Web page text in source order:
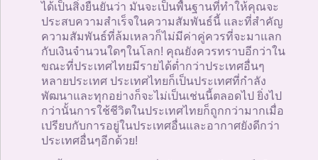
ได้เป็นสิ่งยืนยันว่า มันจะเป็นพื้นฐานที่ทำให้คุณจะ
ประสบความสำเร็จในความสัมพันธ์นี้ และที่สำคัญ
ความสัมพันธ์ที่ล้มเหลวก็ไม่มีค่าคู่ควรที่จะมาแลก
กับเงินจำนวนใดๆในโลก! คุณยังควรทราบอีกว่าใน
ขณะที่ประเทศไทยมีรายได้ต่ำกว่าประเทศอื่นๆ
หลายประเทศ ประเทศไทยก็เป็นประเทศที่กำลัง
พัฒนาและทุกอย่างก็จะไม่เป็นเช่นนี้ตลอดไป ยิ่งไป
กว่านั้นการใช้ชีวิตในประเทศไทยก็ถูกกว่ามากเมื่อ
เปรียบกับการอยู่ในประเทศอื่นและอากาศยังดีกว่า
ประเทศอื่นๆอีกด้วย!